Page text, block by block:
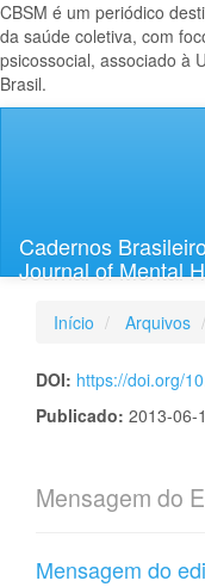
CBSM é um periódico
da saúde coletiva, com
psicossocial, associado à
Brasil.
Lateral
Cadernos
Journal of Mental
Início Arquivos
DOI: https://doi.org/
Publicado: 2013-06-
Mensagem do
Mensagem do